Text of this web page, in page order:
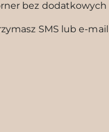
bez dodatkowych
SMS lub e-mail